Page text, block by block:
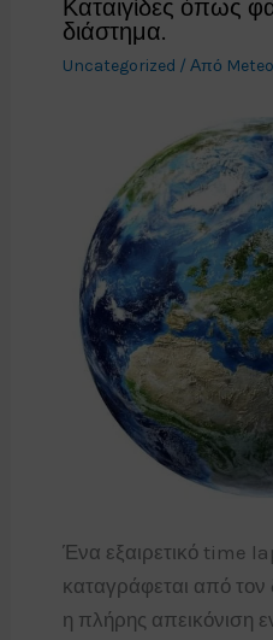
Καταιγίδες όπως
διάστημα.
Uncategorized / Από
Ένα εξαιρετικό time
καταγράφεται από τον
η πλήρης απεικόνιση